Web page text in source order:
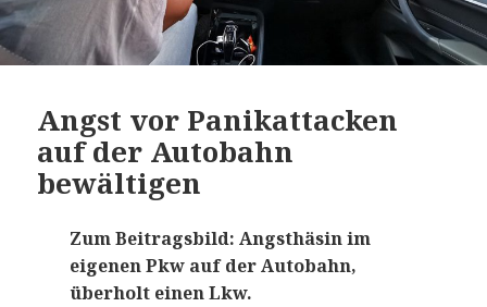
Angst vor Panikattacken
auf der Autobahn
bewältigen
Zum Beitragsbild: Angsthäsin im
eigenen Pkw auf der Autobahn,
überholt einen Lkw.